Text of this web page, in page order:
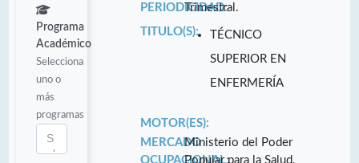
Programa
Académico
Selecciona
uno o
más
programas
PERIODICIDAD:
Trimestral.
TITULO(S):
TÉCNICO
SUPERIOR EN
ENFERMERÍA
MOTOR(ES):
MERCADO
OCUPACIONAL:
Ministerio del Poder
Popular para la Salud,